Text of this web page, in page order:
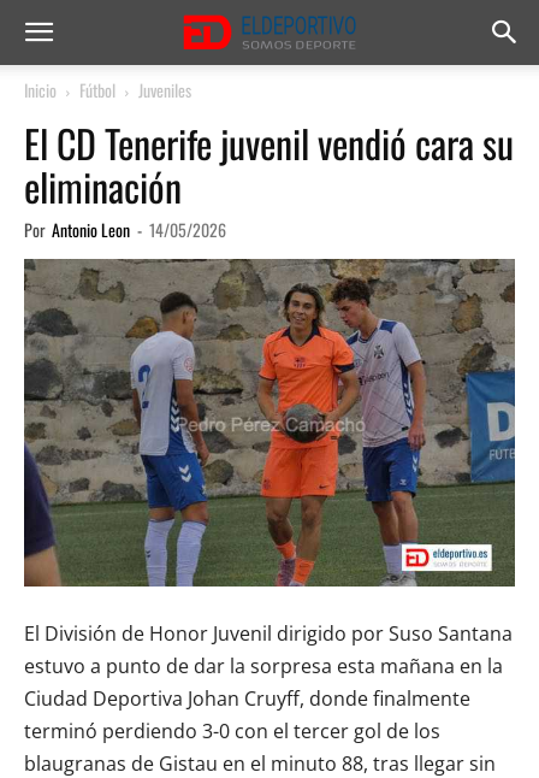
Inicio Fútbol Juveniles
El CD Tenerife juvenil vendió cara su
eliminación
Por Antonio Leon - 14/05/2026
El División de Honor Juvenil dirigido por Suso Santana
estuvo a punto de dar la sorpresa esta mañana en la
Ciudad Deportiva Johan Cruyff, donde finalmente
terminó perdiendo 3-0 con el tercer gol de los
blaugranas de Gistau en el minuto 88, tras llegar sin